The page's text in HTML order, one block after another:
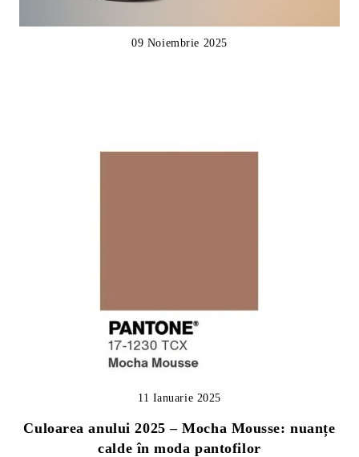
09 Noiembrie 2025
Culoarea anului 2025 – Mocha Mousse: nuanțe
calde în moda pantofilor
11 Ianuarie 2025